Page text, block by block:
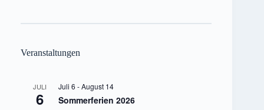
Veranstaltungen
JULI
6
Juli 6 -August 14
Sommerferien 2026